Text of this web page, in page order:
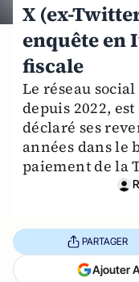
X (ex-
enquête en
fiscale
Le réseau
depuis 2022,
déclaré ses
années dans le
paiement de la
PARTAGER
Ajouter